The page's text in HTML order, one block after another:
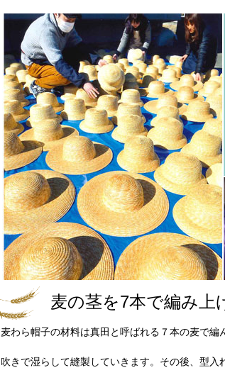
麦の茎を7本で編み上
麦わら帽子の材料は真田と呼ばれる７本の麦で
吹きで湿らして縫製していきます。その後、型